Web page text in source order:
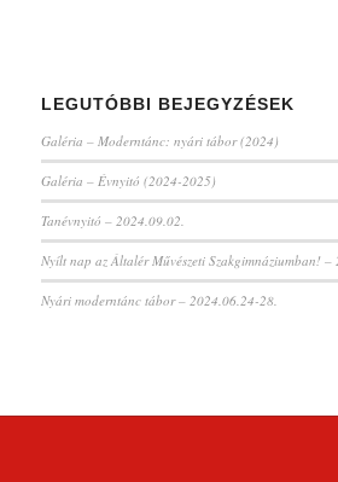
LEGUTÓBBI BEJEGYZÉSEK
Galéria – Moderntánc: nyári tábor (2024)
Galéria – Évnyitó (2024-2025)
Tanévnyitó – 2024.09.02.
Nyílt nap az Általér Művészeti Szakgimnáziumban! –
Nyári moderntánc tábor – 2024.06.24-28.